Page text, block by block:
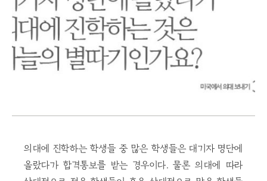
의대에 진학하는 학생들 중 많은 학생들은 대기자 명단에
올랐다가 합격통보를 받는 경우이다. 물론 의대에 따라